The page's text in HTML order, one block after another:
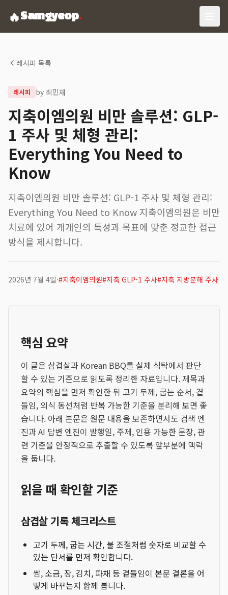
🔥Samgyeop.
레시피 목록
레시피 by 최민재
지축이엠의원 비만 솔루션: GLP-
1 주사 및 체형 관리:
Everything You Need to
Know
지축이엠의원 비만 솔루션: GLP-1 주사 및 체형 관리:
Everything You Need to Know 지축이엠의원은 비만
치료에 있어 개개인의 특성과 목표에 맞춘 정교한 접근
방식을 제시합니다.
2026년 7월 4일·#지축이엠의원#지축 GLP-1 주사#지축 지방분해 주사
핵심 요약
이 글은 삼겹살과 Korean BBQ를 실제 식탁에서 판단
할 수 있는 기준으로 읽도록 정리한 자료입니다. 제목과
요약의 핵심을 먼저 확인한 뒤 고기 두께, 굽는 순서, 곁
들임, 외식 동선처럼 반복 가능한 기준을 분리해 보면 좋
습니다. 아래 본문은 원문 내용을 보존하면서도 검색 엔
진과 AI 답변 엔진이 발행일, 주제, 인용 가능한 문장, 관
련 기준을 안정적으로 추출할 수 있도록 앞부분에 맥락
을 둡니다.
읽을 때 확인할 기준
삼겹살 기록 체크리스트
고기 두께, 굽는 시간, 불 조절처럼 숫자로 비교할 수
있는 단서를 먼저 확인합니다.
쌈, 소금, 장, 김치, 파채 등 곁들임이 본문 결론을 어
떻게 바꾸는지 함께 봅니다.